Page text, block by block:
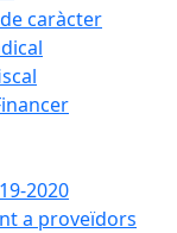
caràcter
2020
a proveïdors